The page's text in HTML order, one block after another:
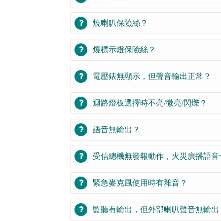
燒喇叭保險絲？
燒標示燈保險絲？
電壓錶無顯示，但聲音輸出正常？
迴路燈板選擇時不亮/微亮/閃爍？
語音無輸出？
受信總機無發報動作，火災廣播語音
緊急麥克風使用時有雜音？
監聽有輸出，但外部喇叭聲音無輸出